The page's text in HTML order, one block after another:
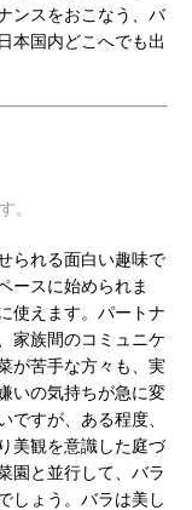
ンスをおこなう、バ
本国内どこへでも出
。
られる面白い趣味で
ースに始められま
使えます。パートナ
家族間のコミュニケ
が苦手な方々も、実
いの気持ちが急に変
すが、ある程度、
美観を意識した庭づ
園と並行して、バラ
しょう。バラは美し